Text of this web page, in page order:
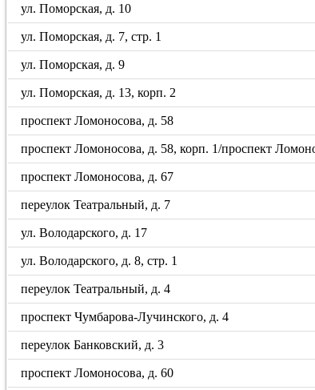
ул. Поморская, д. 10
ул. Поморская, д. 7, стр. 1
ул. Поморская, д. 9
ул. Поморская, д. 13, корп. 2
проспект Ломоносова, д. 58
проспект Ломоносова, д. 58, корп. 1/проспект
проспект Ломоносова, д. 67
переулок Театральный, д. 7
ул. Володарского, д. 17
ул. Володарского, д. 8, стр. 1
переулок Театральный, д. 4
проспект Чумбарова-Лучинского, д. 4
переулок Банковский, д. 3
проспект Ломоносова, д. 60